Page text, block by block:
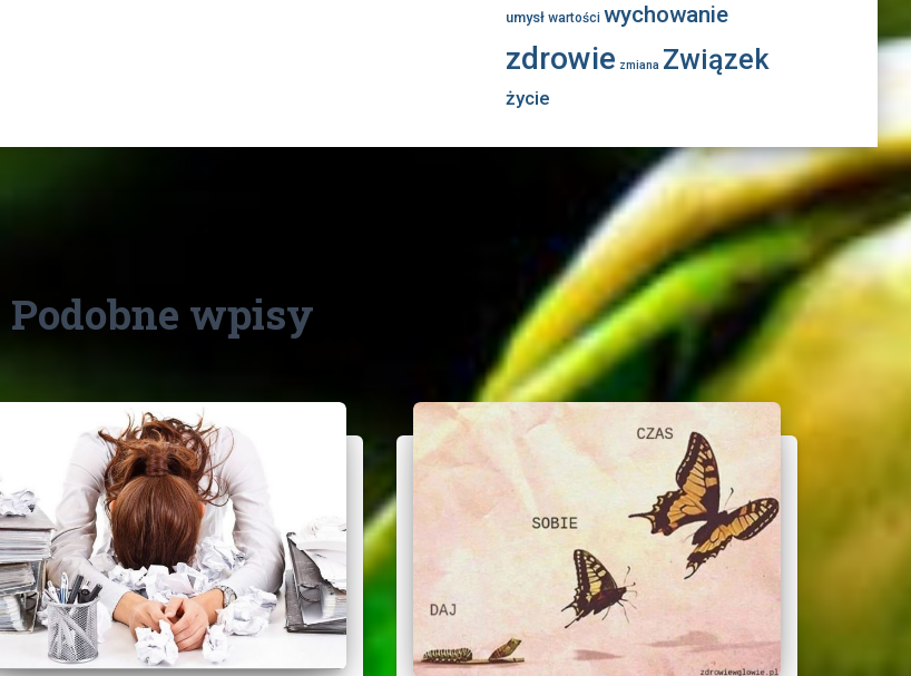
umysł wartości wychowanie
zdrowie zmiana Związek
życie
Podobne wpisy